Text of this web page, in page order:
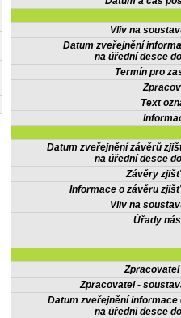
Vliv na
Datum zveřejnění
na úřední desce
Termín pro
Text
Datum zveřejnění závěrů
na úřední desce
Závěry
Informace o závěru
Vliv na
Úřady
Zpracovatel -
Datum zveřejnění informace
na úřední desce